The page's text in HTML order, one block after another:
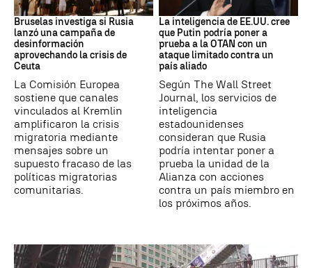
Desinformación rusa
Bruselas investiga si Rusia
lanzó una campaña de
desinformación
aprovechando la crisis de
Ceuta
La Comisión Europea
sostiene que canales
vinculados al Kremlin
amplificaron la crisis
migratoria mediante
mensajes sobre un
supuesto fracaso de las
políticas migratorias
comunitarias.
OTAN
La inteligencia de EE.UU. cree
que Putin podría poner a
prueba a la OTAN con un
ataque limitado contra un
país aliado
Según The Wall Street
Journal, los servicios de
inteligencia
estadounidenses
consideran que Rusia
podría intentar poner a
prueba la unidad de la
Alianza con acciones
contra un país miembro en
los próximos años.